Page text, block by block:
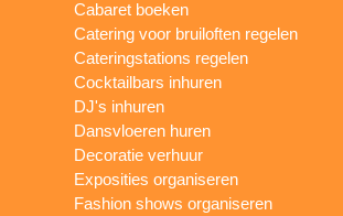
Cabaret boeken
Catering voor bruiloften regelen
Cateringstations regelen
Cocktailbars inhuren
DJ's inhuren
Dansvloeren huren
Decoratie verhuur
Exposities organiseren
Fashion shows organiseren